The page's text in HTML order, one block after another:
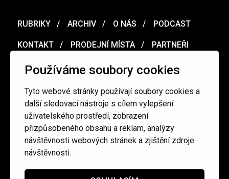
Používáme soubory cookies
Tyto webové stránky používají soubory cookies a
další sledovací nástroje s cílem vylepšení
uživatelského prostředí, zobrazení
přizpůsobeného obsahu a reklam, analýzy
návštěvnosti webových stránek a zjištění zdroje
návštěvnosti.
RUBRIKY ARCHIV O NÁS PODCAST
KONTAKT PRODEJNÍ MÍSTA PARTNEŘI
MERCH VOUCHER
Ochrana osobních údajů / Obchodní podmínky
redakce@cinepur.cz